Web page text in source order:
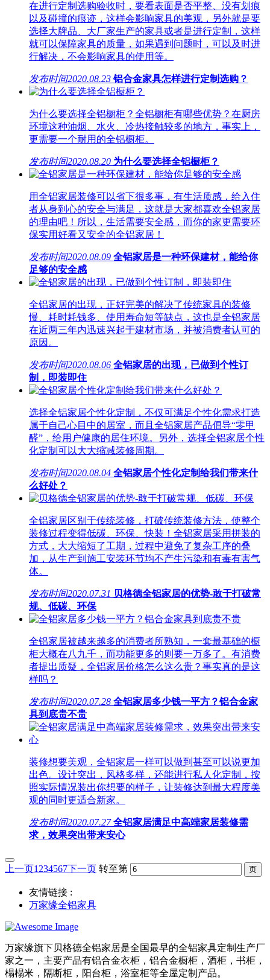
在进行定制选购验收时，要看表面是否平整、没有划痕
以及碰撞的痕迹，这样会影响家具的美观，另外就是要
选择大牌品、大厂家生产的家具或者是进行定制，这样
就可以保障家具的质量，如果遇到问题时，可以及时进
行解决，不会影响家具的使用等。
发布时间2020.08.23 铝合金家具怎样进行定制选购？
为什么要选择全铝橱柜？全铝橱柜有哪些优势？在厨房
环境这种油烟、水火、冷热接触较多的地方，事实上，
更需要一个耐用的全铝橱柜。
发布时间2020.08.20 为什么要选择全铝橱柜？
用全铝家居装修可以省下很多事，有生活质感，给入住
者从身到心的安全与满足，这就是大家都喜欢全铝家居
的理由吧！所以，生活需要安全感，而你的家更需要环
保实用好看又安全的全铝家居！
发布时间2020.08.09 全铝家居是一种环保建材，能给你
足够的安全感
全铝家居的出现，正好完美的解决了传统家具的装修
慢、耗时耗钱多、使用寿命短等缺点，这也是全铝家居
在近两三年内迅速兴起于建材市场，并被消费者认可的
原因。
发布时间2020.08.06 全铝家居的出现，已做到个性订
制，即装即住
选择全铝家居个性化定制，不仅可满足个性化需求打造
属于自己心目中的居室，而且全铝家居产品倡导“零甲
醛”，给用户健康的居住环境。另外，选择全铝家居个性
化定制可以大大缩减装修周期。
发布时间2020.08.04 全铝家居个性化定制给我们带来什
么好处？
全铝家居区别于传统装修，打破传统装修方法，使整个
装修过程变得低碳、环保、快装！全铝家居采用拼装的
方式，大大缩短了工期，过程中避免了复杂工序的叠
加，从生产到施工安装环节均不产生污染和有毒有害气
体。
发布时间2020.07.31 贝格德全铝家居的优势-敢于打破常
规、低碳、环保
全铝家居被越来越多的消费者所熟知，一套最基础的橱
柜大概在八九千，而功能更多的则要一万多了。有消费
者提出质疑，全铝家居价格怎么这么贵？事实真的是这
样吗？
发布时间2020.07.28 全铝家居多少钱一平方？铝合金家
具到底贵不贵
装修想要美观，全铝家居一样可以做到甚至可以说更加
出色。设计突出，风格多样，还能进行私人化定制，按
照实际情况装出你想要的样子，让装修达到最大程度美
观的同时更适合新家。
发布时间2020.07.27 全铝家居满足中高端家居装修需
求，效果突出带来安心
上一页1 234567下一页 转至第
友情链接 :
万家缘全铝家具
万家缘旗下贝格德全铝家居是全国最早的全铝家具定制生产厂
家之一，主要产品有铝合金衣柜，铝合金橱柜，酒柜，书柜，
榻榻米，隔断柜，阳台柜，浴室柜等全屋定制产品。